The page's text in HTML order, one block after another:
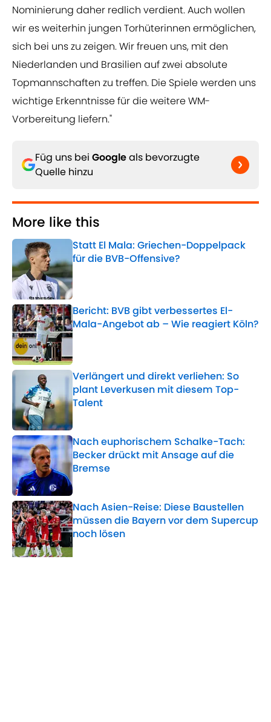
Nominierung daher redlich verdient. Auch wollen
wir es weiterhin jungen Torhüterinnen ermöglichen,
sich bei uns zu zeigen. Wir freuen uns, mit den
Niederlanden und Brasilien auf zwei absolute
Topmannschaften zu treffen. Die Spiele werden uns
wichtige Erkenntnisse für die weitere WM-
Vorbereitung liefern."
Füg uns bei Googleals bevorzugte
Quelle hinzu
More like this
Statt El Mala: Griechen-Doppelpack
für die BVB-Offensive?
Published by on Invalid Date
Bericht: BVB gibt verbessertes El-
Mala-Angebot ab – Wie reagiert Köln?
Published by on Invalid Date
Verlängert und direkt verliehen: So
plant Leverkusen mit diesem Top-
Talent
Published by on Invalid Date
Nach euphorischem Schalke-Tach:
Becker drückt mit Ansage auf die
Bremse
Published by on Invalid Date
Nach Asien-Reise: Diese Baustellen
müssen die Bayern vor dem Supercup
noch lösen
Published by on Invalid Date